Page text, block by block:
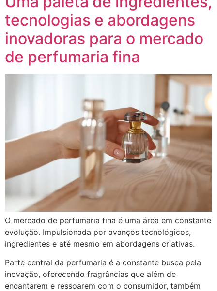
tecnologias e abordagens
inovadoras para o mercado
de perfumaria fina
O mercado de perfumaria fina é uma área em constante
evolução. Impulsionada por avanços tecnológicos,
ingredientes e até mesmo em abordagens criativas.
Parte central da perfumaria é a constante busca pela
inovação, oferecendo fragrâncias que além de
encantarem e ressoarem com o consumidor, também